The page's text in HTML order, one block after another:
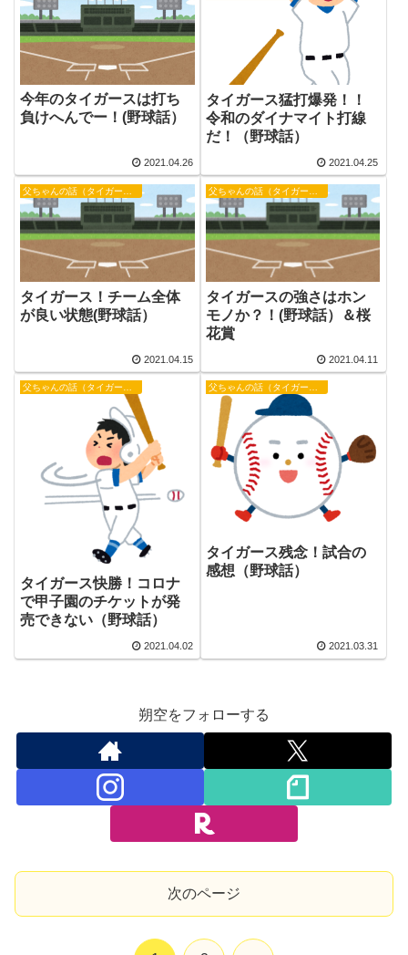
今年のタイガースは打ち
負けへんでー！(野球話）
2021.04.26
タイガース猛打爆発！！
令和のダイナマイト打線
だ！（野球話）
2021.04.25
タイガース！チーム全体
が良い状態(野球話）
2021.04.15
タイガースの強さはホン
モノか？！(野球話）＆桜
花賞
2021.04.11
父ちゃんの話（タイガース）
タイガース快勝！コロナ
で甲子園のチケットが発
売できない（野球話）
2021.04.02
父ちゃんの話（タイガース）
タイガース残念！試合の
感想（野球話）
2021.03.31
朔空をフォローする
次のページ